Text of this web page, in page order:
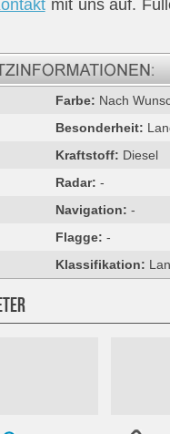
mit uns auf.
Farbe: Nach
Besonderheit:
Kraftstoff: Diesel
Radar: -
Navigation: -
Flagge: -
Klassifikation: